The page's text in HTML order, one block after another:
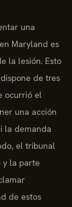
una
Maryland es
la lesión. Esto
de tres
ocurrió el
una acción
demanda
el tribunal
la parte
de estos